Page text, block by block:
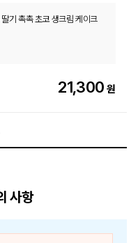
기 촉촉 초코 생크림 케이크
21,300 원
사항